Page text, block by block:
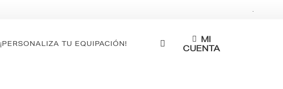
.
¡PERSONALIZA TU EQUIPACIÓN!
MI
CUENTA